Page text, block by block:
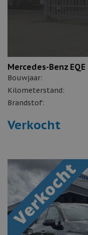
Bouwjaar:
Kilometerstand:
Brandstof:
Verkocht